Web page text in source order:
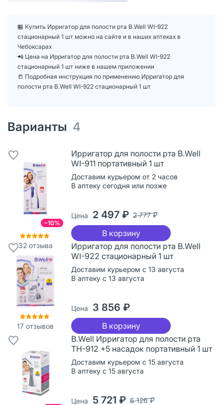
🏪 Купить Ирригатор для полости рта B.Well WI-922
стационарный 1 шт можно на сайте и в наших аптеках в
Чебоксарах
📲 Цена на Ирригатор для полости рта B.Well WI-922
стационарный 1 шт ниже в нашем приложении
📒 Подробная инструкция по применению Ирригатор для
полости рта B.Well WI-922 стационарный 1 шт
Варианты 4
−10%
32отзыва
Ирригатор для полости рта B.Well
WI-911 портативный 1 шт
Доставим курьером от 2 часов
В аптеку сегодня или позже
Цена 2 497 ₽ 2 777 ₽
В корзину
17 отзывов
Ирригатор для полости рта B.Well
WI-922 стационарный 1 шт
Доставим курьером с 13 августа
В аптеку с 13 августа
Цена 3 856 ₽
В корзину
B.Well Ирригатор для полости рта
TH-912 +5 насадок портативный 1 шт
Доставим курьером с 15 августа
В аптеку с 15 августа
Цена 5 721 ₽ 6 126 ₽